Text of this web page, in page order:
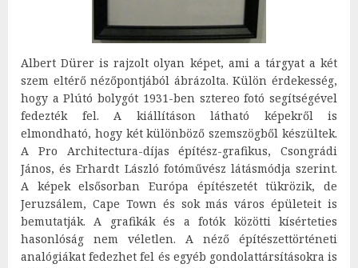
Albert Dürer is rajzolt olyan képet, ami a tárgyat a két
szem eltérő nézőpontjából ábrázolta. Külön érdekesség,
hogy a Plútó bolygót 1931-ben sztereo fotó segítségével
fedezték fel. A kiállításon látható képekről is
elmondható, hogy két különböző szemszögből készültek.
A Pro Architectura-díjas építész-grafikus, Csongrádi
János, és Erhardt László fotóművész látásmódja szerint.
A képek elsősorban Európa építészetét tükrözik, de
Jeruzsálem, Cape Town és sok más város épületeit is
bemutatják. A grafikák és a fotók közötti kísérteties
hasonlóság nem véletlen. A néző építészettörténeti
analógiákat fedezhet fel és egyéb gondolattársításokra is